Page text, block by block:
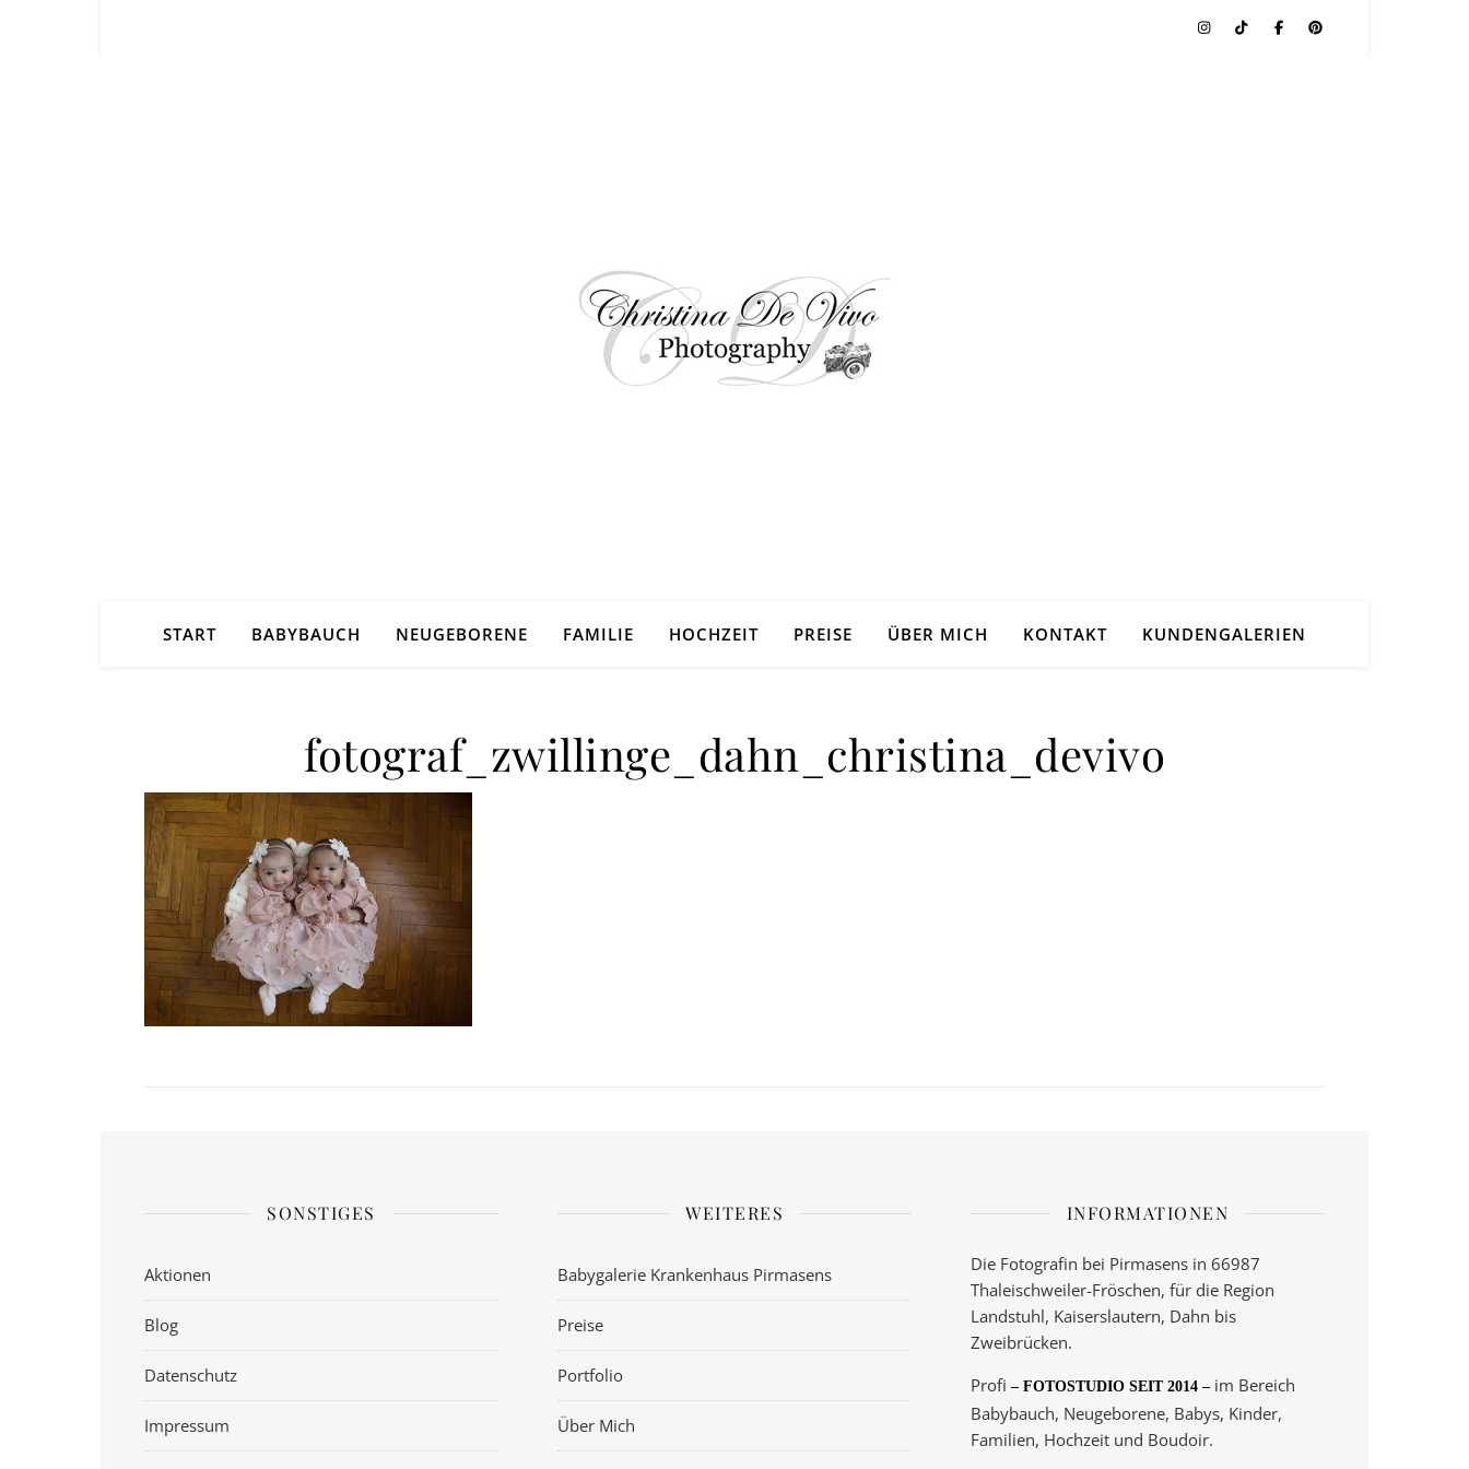
START BABYBAUCH NEUGEBORENE FAMILIE HOCHZEIT PREISE ÜBER MICH KONTAKT KUNDENGALERIEN
fotograf_zwillinge_dahn_christina_devivo
SONSTIGES
Aktionen
Blog
Datenschutz
Impressum
WEITERES
Babygalerie Krankenhaus Pirmasens
Preise
Portfolio
Über Mich
INFORMATIONEN
Die Fotografin bei Pirmasens in 66987
Thaleischweiler-Fröschen, für die Region
Landstuhl, Kaiserslautern, Dahn bis
Zweibrücken.
Profi – FOTOSTUDIO SEIT 2014 – im Bereich
Babybauch, Neugeborene, Babys, Kinder,
Familien, Hochzeit und Boudoir.